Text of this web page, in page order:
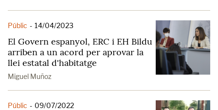
Públic - 14/04/2023
El Govern espanyol, ERC i EH Bildu
arriben a un acord per aprovar la
llei estatal d'habitatge
Miguel Muñoz
Públic - 09/07/2022